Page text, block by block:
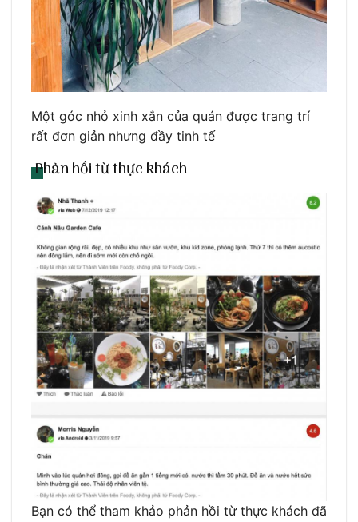
Một góc nhỏ xinh xắn của quán được trang trí
rất đơn giản nhưng đầy tinh tế
Phản hồi từ thực khách
Bạn có thể tham khảo phản hồi từ thực khách đã